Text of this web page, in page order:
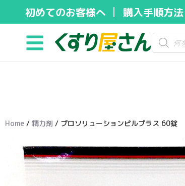
キ
初めてのお客様へ 購入手順方法
Home / 精力剤 / プロソリューションピルプラス 60錠